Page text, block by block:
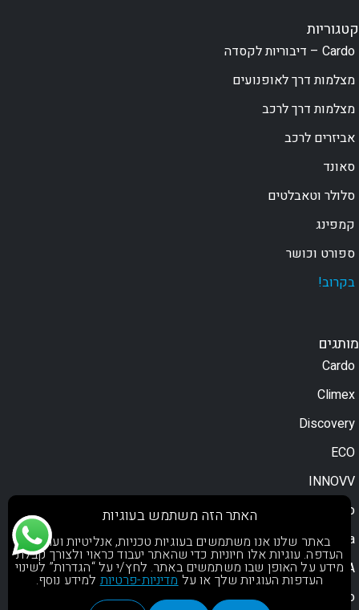
קטגוריות
Cardo – דיבוריות לקסדה
מצלמות דרך לאופנועים
מצלמות דרך לרכב
אביזרים לרכב
סאונד
סלולר וטאבלטים
קמפינג
ספורט וכושר
בקרוב!
מותגים
Cardo
Climex
Discovery
ECO
INNOVV
Moodo
Motorola
NOA
OsoPro
האתר הזה משתמש בעוגיות
באתר שלנו אנו משתמשים בעוגיות טכניות, אנליטיות ועוגיות
העדפה. עוגיות אלו חיוניות כדי שהאתר יעבוד כראוי ולצורך קבלת
מידע על האופן שבו משתמשים באתר. לחץ/י על “הגדרות” לשינוי
העדפות העוגיות שלך או עלמדיניות-פרטיותלמידע נוסף.